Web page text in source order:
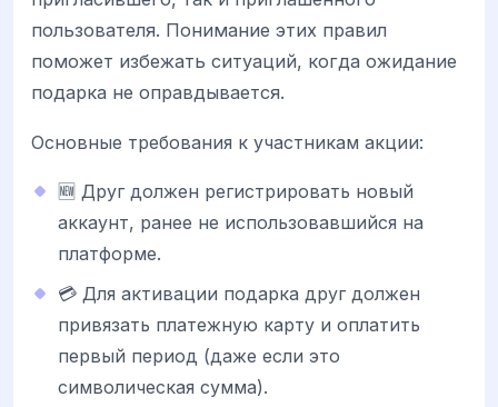
пользователя. Понимание этих правил
поможет избежать ситуаций, когда ожидание
подарка не оправдывается.
Основные требования к участникам акции:
🆕 Друг должен регистрировать новый
аккаунт, ранее не использовавшийся на
платформе.
💳 Для активации подарка друг должен
привязать платежную карту и оплатить
первый период (даже если это
символическая сумма).